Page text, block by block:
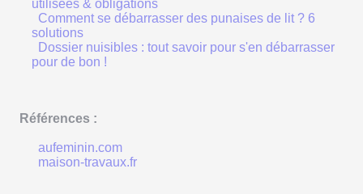
utilisées & obligations
Comment se débarrasser des punaises de lit ? 6
solutions
Dossier nuisibles : tout savoir pour s'en débarrasser
pour de bon !
Références :
aufeminin.com
maison-travaux.fr